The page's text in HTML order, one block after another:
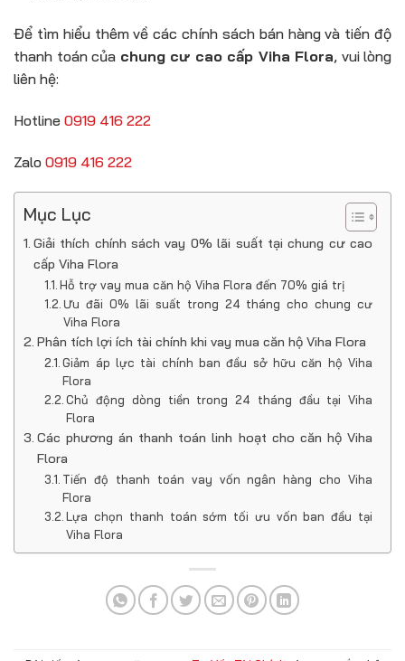
Để tìm hiểu thêm về các chính sách bán hàng và tiến độ
thanh toán của chung cư cao cấp Viha Flora, vui lòng
liên hệ:
Hotline 0919 416 222
Zalo 0919 416 222
Mục Lục
Giải thích chính sách vay 0% lãi suất tại chung cư cao
cấp Viha Flora
Hỗ trợ vay mua căn hộ Viha Flora đến 70% giá trị
Ưu đãi 0% lãi suất trong 24 tháng cho chung cư
Viha Flora
Phân tích lợi ích tài chính khi vay mua căn hộ Viha Flora
Giảm áp lực tài chính ban đầu sở hữu căn hộ Viha
Flora
Chủ động dòng tiền trong 24 tháng đầu tại Viha
Flora
Các phương án thanh toán linh hoạt cho căn hộ Viha
Flora
Tiến độ thanh toán vay vốn ngân hàng cho Viha
Flora
Lựa chọn thanh toán sớm tối ưu vốn ban đầu tại
Viha Flora